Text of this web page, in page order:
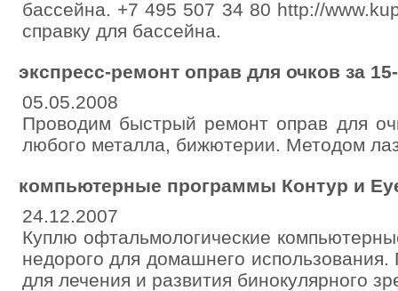
бассейна. +7 495 507 34 80 http://
справку для бассейна.
экспресс-ремонт оправ для очков за
05.05.2008
Проводим быстрый ремонт оправ для
любого металла, бижютерии. Методом
компьютерные программы Контур и
24.12.2007
Куплю офтальмологические
недорого для домашнего
для лечения и развития бинокулярного